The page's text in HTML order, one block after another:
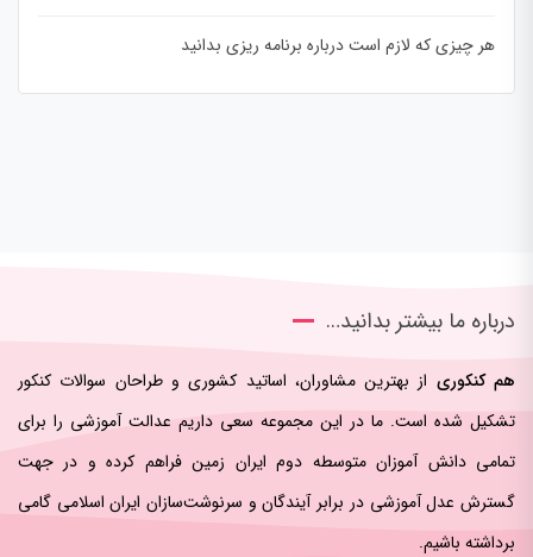
هر چیزی که لازم است درباره برنامه ریزی بدانید
درباره ما بیشتر بدانید…
هم کنکوری از بهترین مشاوران، اساتید کشوری و طراحان سوالات کنکور
تشکیل شده است. ما در این مجموعه سعی داریم عدالت آموزشی را برای
تمامی دانش آموزان متوسطه دوم ایران زمین فراهم کرده و در جهت
گسترش عدل آموزشی در برابر آیندگان و سرنوشت‌سازان ایران اسلامی‌ گامی
برداشته باشیم.